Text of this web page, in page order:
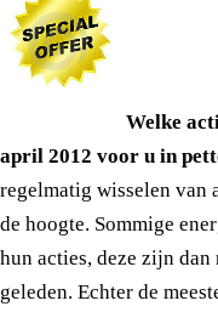
Welke
april 2012 voor u in
regelmatig wisselen van
de hoogte. Sommige
hun acties, deze zijn
geleden. Echter de